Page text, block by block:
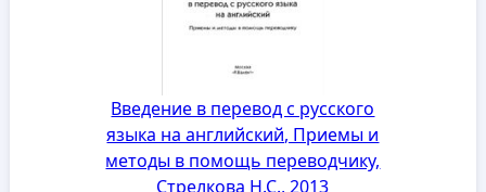
Введение в перевод с русского
языка на английский, Приемы и
методы в помощь переводчику,
Стрелкова Н.С., 2013